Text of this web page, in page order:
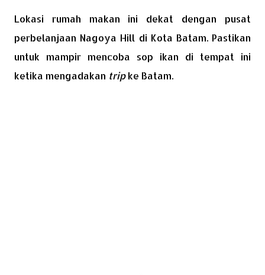
Lokasi rumah makan ini dekat dengan pusat
perbelanjaan Nagoya Hill di Kota Batam. Pastikan
untuk mampir mencoba sop ikan di tempat ini
ketika mengadakan tripke Batam.